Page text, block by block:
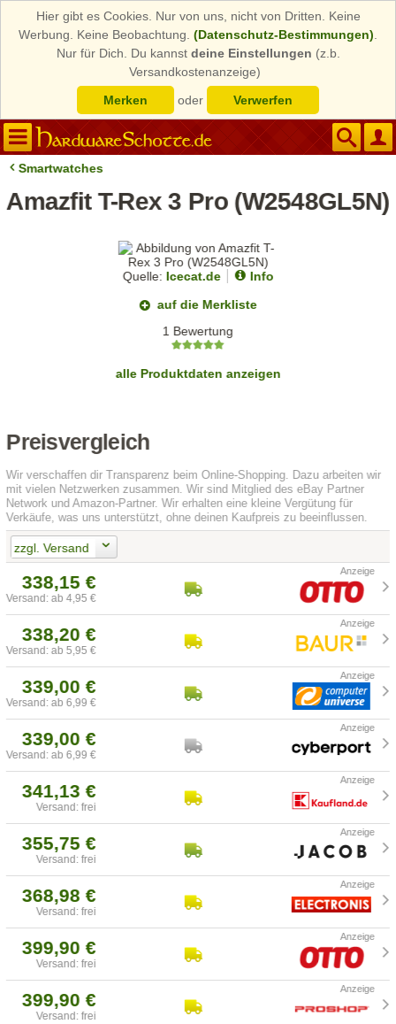
Hier gibt es Cookies. Nur von uns, nicht von Dritten. Keine
Werbung. Keine Beobachtung. (Datenschutz-Bestimmungen)
Nur für Dich. Du kannst deine Einstellungen (z.b.
Versandkostenanzeige)
Merken
oder Verwerfen
Smartwatches
Amazfit T-Rex 3 Pro (W2548GL5N)
Quelle: Icecat.de
Info
auf die Merkliste
1 Bewertung
alle Produktdaten anzeigen
Preisvergleich
Wir verschaffen dir Transparenz beim Online-Shopping. Dazu arbeiten wir
mit vielen Netzwerken zusammen. Wir sind Mitglied des eBay Partner
Network und Amazon-Partner. Wir erhalten eine kleine Vergütung für
Verkäufe, was uns unterstützt, ohne deinen Kaufpreis zu beeinflussen.
zzgl. Versand
338,15 €
Versand: ab 4,95 €
338,20 €
Versand: ab 5,95 €
339,00 €
Versand: ab 6,99 €
339,00 €
Versand: ab 6,99 €
341,13 €
Versand: frei
355,75 €
Versand: frei
368,98 €
Versand: frei
399,90 €
Versand: frei
399,90 €
Versand: frei